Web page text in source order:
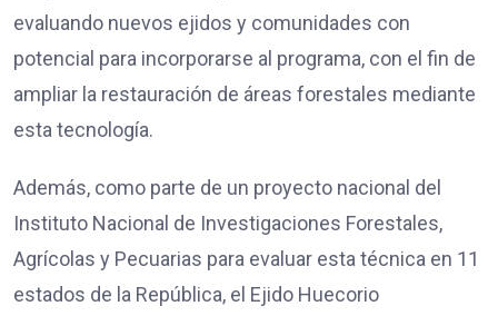
evaluando nuevos ejidos y comunidades con
potencial para incorporarse al programa, con el fin de
ampliar la restauración de áreas forestales mediante
esta tecnología.
Además, como parte de un proyecto nacional del
Instituto Nacional de Investigaciones Forestales,
Agrícolas y Pecuarias para evaluar esta técnica en 11
estados de la República, el Ejido Huecorio